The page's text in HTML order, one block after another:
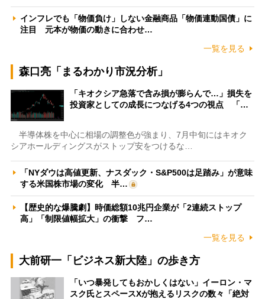
インフレでも「物価負け」しない金融商品「物価連動国債」に
注目 元本が物価の動きに合わせ…
一覧を見る
森口亮「まるわかり市況分析」
「キオクシア急落で含み損が膨らんで…」損失を
投資家としての成長につなげる4つの視点 「…
半導体株を中心に相場の調整色が強まり、7月中旬にはキオク
シアホールディングスがストップ安をつけるな…
「NYダウは高値更新、ナスダック・S&P500は足踏み」が意味
する米国株市場の変化 半…
【歴史的な爆騰劇】時価総額10兆円企業が「2連続ストップ
高」「制限値幅拡大」の衝撃 フ…
一覧を見る
大前研一「ビジネス新大陸」の歩き方
「いつ暴発してもおかしくはない」イーロン・マ
スク氏とスペースXが抱えるリスクの数々「絶対